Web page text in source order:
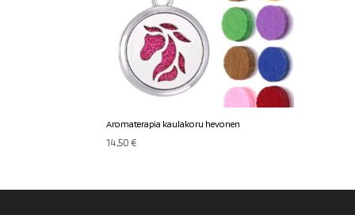
Aromaterapia kaulakoru hevonen
14,50€